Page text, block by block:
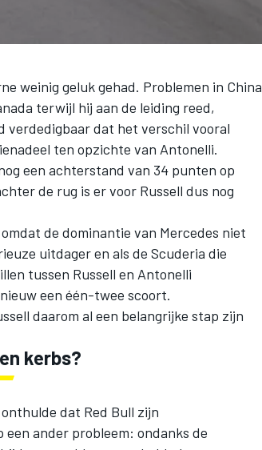
weinig geluk gehad. Problemen in China
terwijl hij aan de leiding reed,
verdedigbaar dat het verschil vooral
ten opzichte van Antonelli.
een achterstand van 34 punten op
de rug is er voor Russell dus nog
de dominantie van Mercedes niet
uitdager en als de Scuderia die
tussen Russell en Antonelli
een één-twee scoort.
daarom al een belangrijke stap zijn
kerbs?
dat Red Bull zijn
ander probleem: ondanks de